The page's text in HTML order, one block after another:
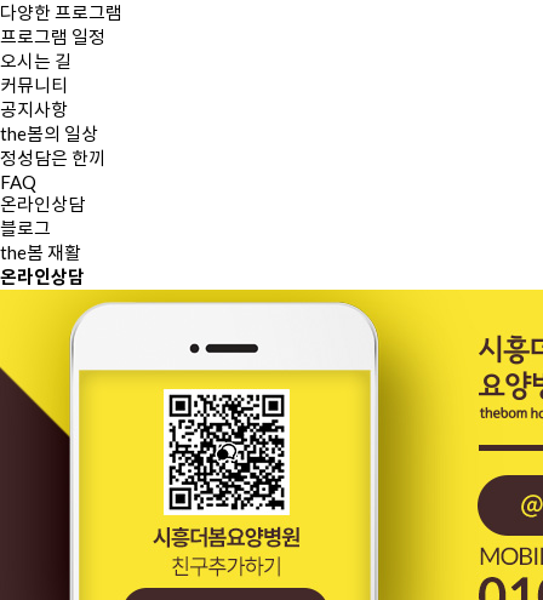
다양한 프로그램
프로그램 일정
오시는 길
커뮤니티
공지사항
the봄의 일상
정성담은 한끼
FAQ
온라인상담
블로그
the봄 재활
온라인상담